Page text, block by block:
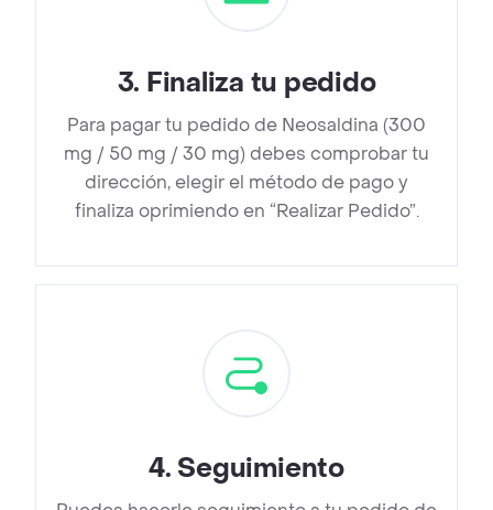
3. Finaliza tu pedido
Para pagar tu pedido de Neosaldina (300
mg / 50 mg / 30 mg) debes comprobar tu
dirección, elegir el método de pago y
finaliza oprimiendo en “Realizar Pedido”.
4. Seguimiento